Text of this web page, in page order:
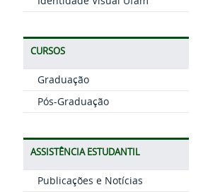
CURSOS
Graduação
Pós-Graduação
ASSISTÊNCIA ESTUDANTIL
Publicações e Notícias